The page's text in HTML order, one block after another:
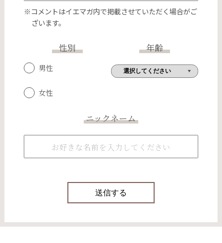
※コメントはイエマガ内で掲載させていただく場合がご
ざいます。
性別
男性
女性
年齢
ニックネーム